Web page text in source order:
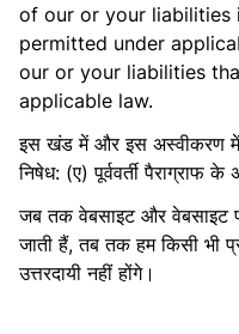
of our or your liabilities
permitted under
our or your liabilities
applicable law.
इस खंड में और इस अस्वीकरण में
निषेध: (ए) पूर्ववर्ती पैराग्राफ के
जब तक वेबसाइट और वेबसाइट
जाती हैं, तब तक हम किसी भी
उत्तरदायी नहीं होंगे।